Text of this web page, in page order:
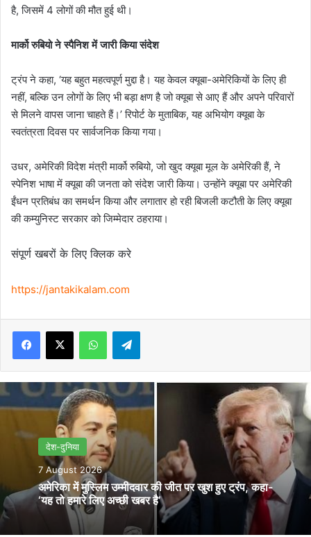
है, जिसमें 4 लोगों की मौत हुई थी।
मार्को रुबियो ने स्पैनिश में जारी किया संदेश
ट्रंप ने कहा, ‘यह बहुत महत्वपूर्ण मुद्दा है। यह केवल क्यूबा-अमेरिकियों के लिए ही
नहीं, बल्कि उन लोगों के लिए भी बड़ा क्षण है जो क्यूबा से आए हैं और अपने परिवारों
से मिलने वापस जाना चाहते हैं।’ रिपोर्ट के मुताबिक, यह अभियोग क्यूबा के
स्वतंत्रता दिवस पर सार्वजनिक किया गया।
उधर, अमेरिकी विदेश मंत्री मार्को रुबियो, जो खुद क्यूबा मूल के अमेरिकी हैं, ने
स्पेनिश भाषा में क्यूबा की जनता को संदेश जारी किया। उन्होंने क्यूबा पर अमेरिकी
ईंधन प्रतिबंध का समर्थन किया और लगातार हो रही बिजली कटौती के लिए क्यूबा
की कम्युनिस्ट सरकार को जिम्मेदार ठहराया।
संपूर्ण खबरों के लिए क्लिक करे
https://jantakikalam.com
Facebook
X WhatsAppTelegram
देश-दुनिया
7 August 2026
अमेरिका में मुस्लिम उम्मीदवार की जीत पर खुश हुए ट्रंप, कहा-
‘यह तो हमारे लिए अच्छी खबर है’